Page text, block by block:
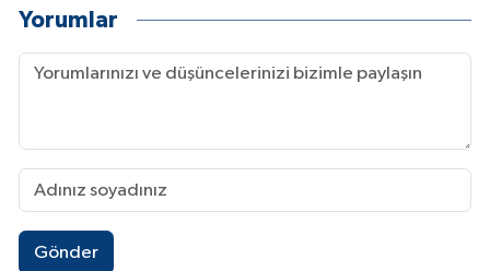
Yorumlar
Gönder